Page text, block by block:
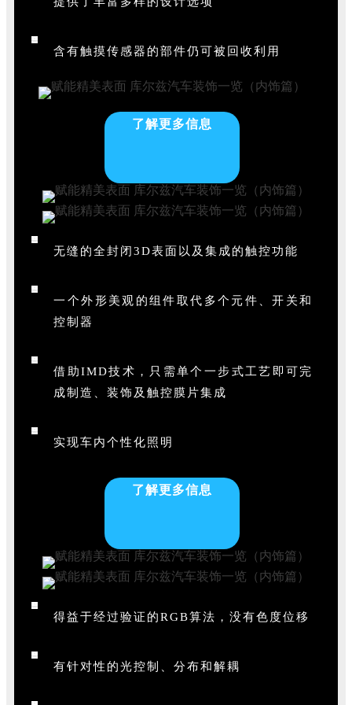
含有触摸传感器的部件仍可被回收利用
了解更多信息
无缝的全封闭3D表面以及集成的触控功能
一个外形美观的组件取代多个元件、开关和
控制器
借助IMD技术，只需单个一步式工艺即可完
成制造、装饰及触控膜片集成
实现车内个性化照明
了解更多信息
得益于经过验证的RGB算法，没有色度位移
有针对性的光控制、分布和解耦